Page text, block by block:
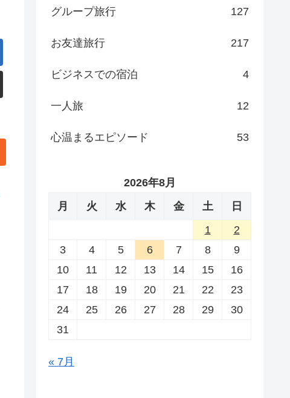
グループ旅行 127
お友達旅行 217
ビジネスでの宿泊 4
一人旅 12
心温まるエピソード 53
2026年8月
月
火 水 木 金 土
日
1
2
3
4 5 6 7 8
9
10
11 12 13 14 15
16
17
18 19 20 21 22
23
24
25 26 27 28 29
30
31
« 7月